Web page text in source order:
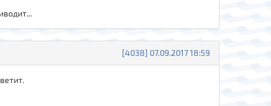
[4038] 07.09.2017 18:59